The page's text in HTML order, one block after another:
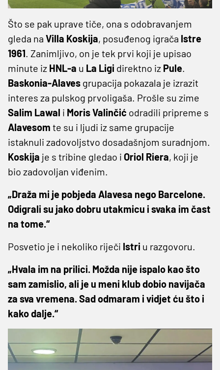
Što se pak uprave tiče, ona s odobravanjem
gleda na Villa Koskija, posuđenog igrača Istre
1961. Zanimljivo, on je tek prvi koji je upisao
minute iz HNL-a u La Ligi direktno iz Pule.
Baskonia-Alaves grupacija pokazala je izrazit
interes za pulskog prvoligaša. Prošle su zime
Salim Lawal i Moris Valinčić odradili pripreme s
Alavesom te su i ljudi iz same grupacije
istaknuli zadovoljstvo dosadašnjom suradnjom.
Koskija je s tribine gledao i Oriol Riera, koji je
bio zadovoljan viđenim.
„Draža mi je pobjeda Alavesa nego Barcelone.
Odigrali su jako dobru utakmicu i svaka im čast
na tome.“
Posvetio je i nekoliko riječi Istri u razgovoru.
„Hvala im na prilici. Možda nije ispalo kao što
sam zamislio, ali je u meni klub dobio navijača
za sva vremena. Sad odmaram i vidjet ću što i
kako dalje.“